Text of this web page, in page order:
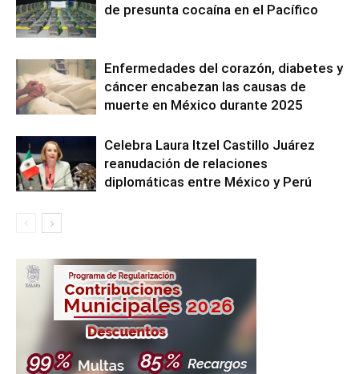
de presunta cocaína en el Pacífico
Enfermedades del corazón, diabetes y
cáncer encabezan las causas de
muerte en México durante 2025
Celebra Laura Itzel Castillo Juárez
reanudación de relaciones
diplomáticas entre México y Perú